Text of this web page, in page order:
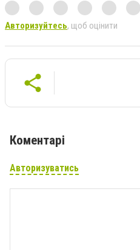
Авторизуйтесь, щоб оцінити
Коментарі
Авторизуватись